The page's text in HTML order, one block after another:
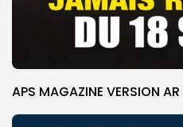
APS MAGAZINE VERSION AR